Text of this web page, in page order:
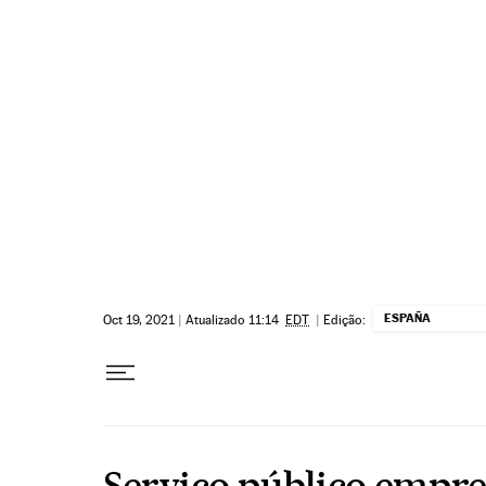
Oct 19, 2021 | Atualizado 11:14 EDT | Edição: ESPAÑA